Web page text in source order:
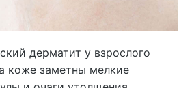
дерматит у взрослого
коже заметны мелкие